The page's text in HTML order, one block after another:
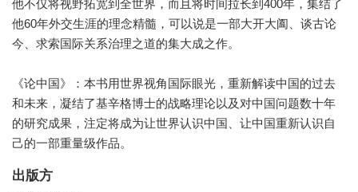
他不仅将视野拓宽到全世界，而且将时间拉长到400年，集结了
他60年外交生涯的理念精髓，可以说是一部大开大阖、谈古论
今、求索国际关系治理之道的集大成之作。
《论中国》：本书用世界视角国际眼光，重新解读中国的过去
和未来，凝结了基辛格博士的战略理论以及对中国问题数十年
的研究成果，注定将成为让世界认识中国、让中国重新认识自
己的一部重量级作品。
出版方